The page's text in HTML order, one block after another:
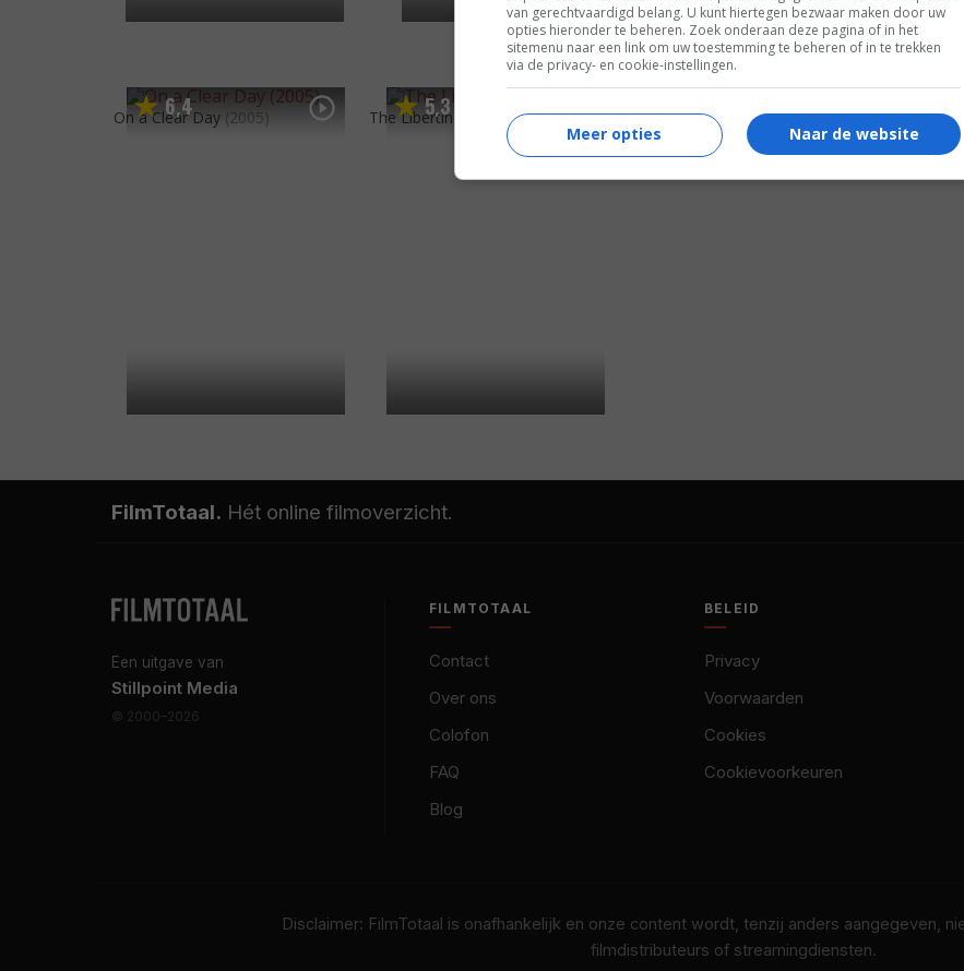
6,4
On a Clear Day (2005) 5,3
The Libertine
FilmTotaal. Hét online filmoverzicht.
Een uitgave van
Stillpoint Media
© 2000–2026
FILMTOTAAL
Contact
Over ons
Colofon
FAQ
Blog
BELEID
Privacy
Voorwaarden
Cookies
Cookievoorkeuren
Disclaimer: FilmTotaal is onafhankelijk en onze content wordt, tenzij anders aangegeven,
filmdistributeurs of streamingdiensten.
van gerechtvaardigd belang. U kunt hiertegen bezwaar maken door uw
opties hieronder te beheren. Zoek onderaan deze pagina of in het
sitemenu naar een link om uw toestemming te beheren of in te trekken
via de privacy- en cookie-instellingen.
Naar de website
Meer opties